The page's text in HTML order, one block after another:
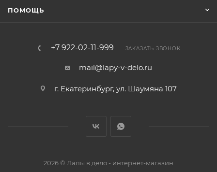
ПОМОЩЬ
+7 922-02-11-999 ЗАКАЗАТЬ ЗВОНОК
mail@lapy-v-delo.ru
г. Екатеринбург, ул. Шаумяна 107
2026 © Лапы в дело - интернет-магазин